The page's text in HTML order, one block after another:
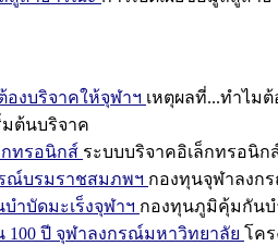
องบริจาคให้จุฬาฯ เหตุผลที่...ทำไม
มต้นบริจาค
กทรอนิกส์ ระบบบริจาคอิเล็กทรอนิก
ณ์บรมราชสมภพฯ กองทุนจุฬาลงก
ำบัดมะเร็งจุฬาฯ กองทุนภูมิคุ้มกันบ
100 ปี จุฬาลงกรณ์มหาวิทยาลัย โค